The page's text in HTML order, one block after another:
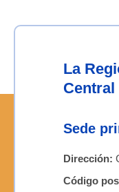
La
Central
Sede
Dirección:
Código